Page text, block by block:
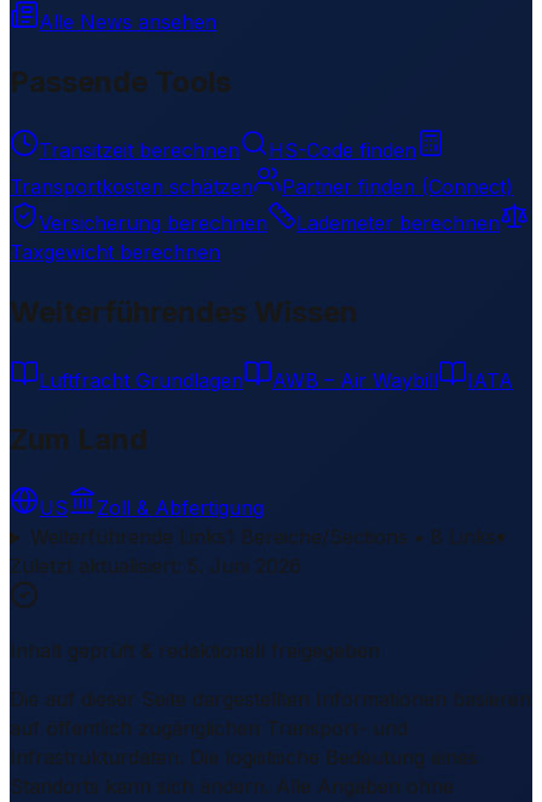
Alle News ansehen
Passende Tools
Transitzeit berechnen
HS-Code finden
Transportkosten schätzen
Partner finden (Connect)
Versicherung berechnen
Lademeter berechnen
Taxgewicht berechnen
Weiterführendes Wissen
Luftfracht Grundlagen AWB – Air Waybill IATA
Zum Land
US
Zoll & Abfertigung
Weiterführende Links1 Bereiche/Sections • 8 Links▾
Zuletzt aktualisiert: 5. Juni 2026
Inhalt geprüft & redaktionell freigegeben
Die auf dieser Seite dargestellten Informationen basieren
auf öffentlich zugänglichen Transport- und
Infrastrukturdaten. Die logistische Bedeutung eines
Standorts kann sich ändern. Alle Angaben ohne